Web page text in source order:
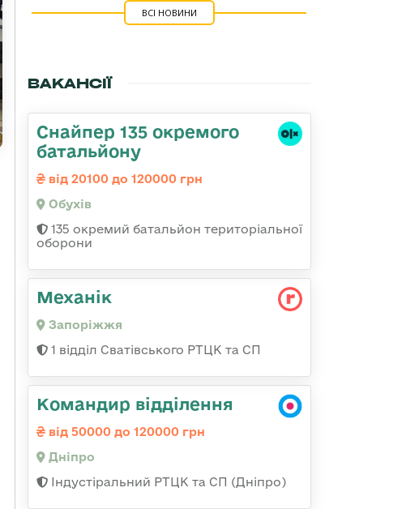
ВСІ НОВИНИ
ВАКАНСІЇ
Снайпер 135 окремого
батальйону
від 20100 до 120000 грн
Обухів
135 окремий батальйон територіальної
оборони
Механік
Запоріжжя
1 відділ Сватівського РТЦК та СП
Командир відділення
від 50000 до 120000 грн
Дніпро
Індустіральний РТЦК та СП (Дніпро)